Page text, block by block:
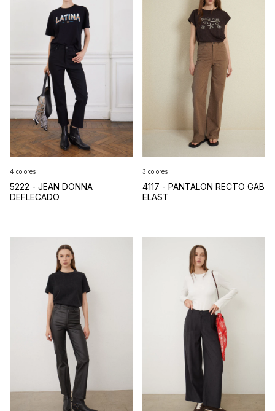
5222 - JEAN DONNA
DEFLECADO
4 colores
4117 - PANTALON RECTO GAB
ELAST
3 colores